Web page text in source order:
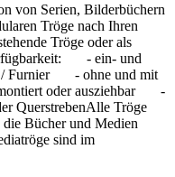
von Serien, Bilderbüchern
Tröge nach Ihren
Tröge oder als
- ein- und
Furnier - ohne und mit
oder ausziehbar -
QuerstrebenAlle Tröge
Bücher und Medien
sind im